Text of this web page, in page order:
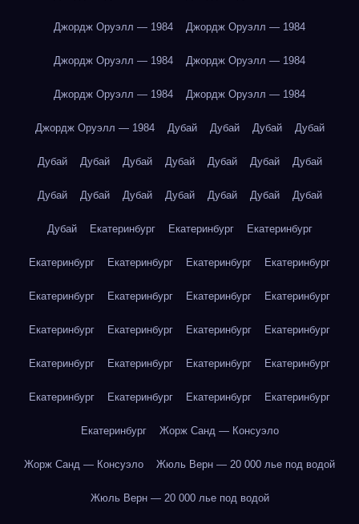
Джордж Оруэлл — 1984 Джордж Оруэлл — 1984
Джордж Оруэлл — 1984 Джордж Оруэлл — 1984
Джордж Оруэлл — 1984 Джордж Оруэлл — 1984
Джордж Оруэлл — 1984 Дубай Дубай Дубай Дубай
Дубай Дубай Дубай Дубай Дубай Дубай Дубай
Дубай Дубай Дубай Дубай Дубай Дубай Дубай
Дубай Екатеринбург Екатеринбург Екатеринбург
Екатеринбург Екатеринбург Екатеринбург Екатеринбург
Екатеринбург Екатеринбург Екатеринбург Екатеринбург
Екатеринбург Екатеринбург Екатеринбург Екатеринбург
Екатеринбург Екатеринбург Екатеринбург Екатеринбург
Екатеринбург Екатеринбург Екатеринбург Екатеринбург
Екатеринбург Жорж Санд — Консуэло
Жорж Санд — Консуэло Жюль Верн — 20 000 лье под водой
Жюль Верн — 20 000 лье под водой